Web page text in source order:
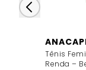
Tênis
Renda –